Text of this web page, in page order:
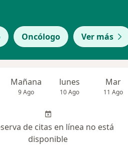
Oncólogo Ver más
Mañana
9 Ago
lunes
10 Ago
Mar
11 Ago
de citas en línea no está
disponible